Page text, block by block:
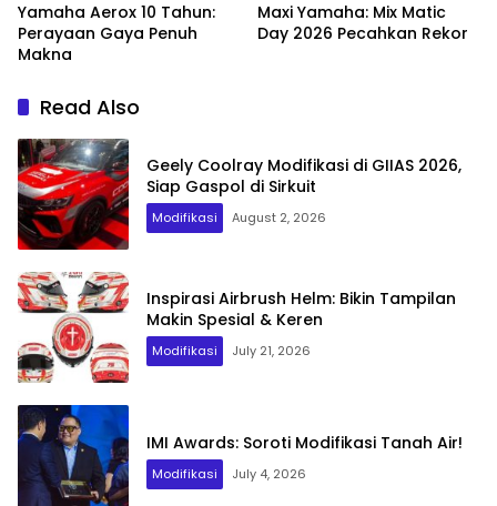
Yamaha Aerox 10 Tahun:
Perayaan Gaya Penuh
Makna
Maxi Yamaha: Mix Matic
Day 2026 Pecahkan Rekor
Read Also
Geely Coolray Modifikasi di GIIAS 2026,
Siap Gaspol di Sirkuit
Modifikasi August 2, 2026
Inspirasi Airbrush Helm: Bikin Tampilan
Makin Spesial & Keren
Modifikasi July 21, 2026
IMI Awards: Soroti Modifikasi Tanah Air!
Modifikasi July 4, 2026